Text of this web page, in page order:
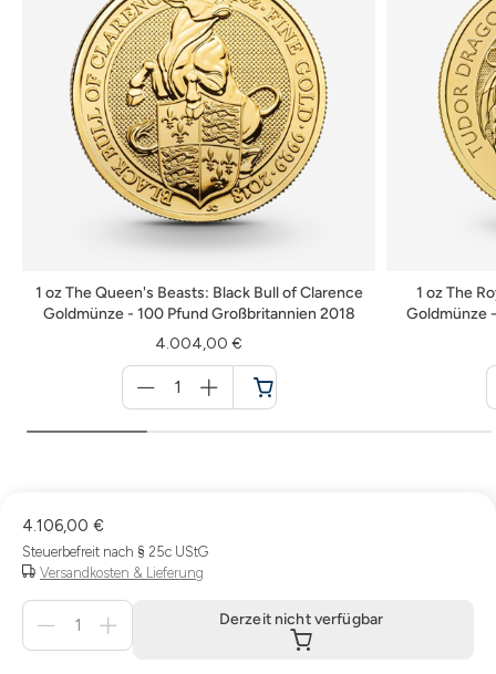
1 oz The Queen's Beasts: Black Bull of Clarence
Goldmünze - 100 Pfund Großbritannien 2018
4.004,00 €
für
Warenkorb
1 oz The
Goldmünze
4.106,00 €
Steuerbefreit nach § 25c UStG
Versandkosten & Lieferung
Derzeit
Derzeit nicht verfügbar